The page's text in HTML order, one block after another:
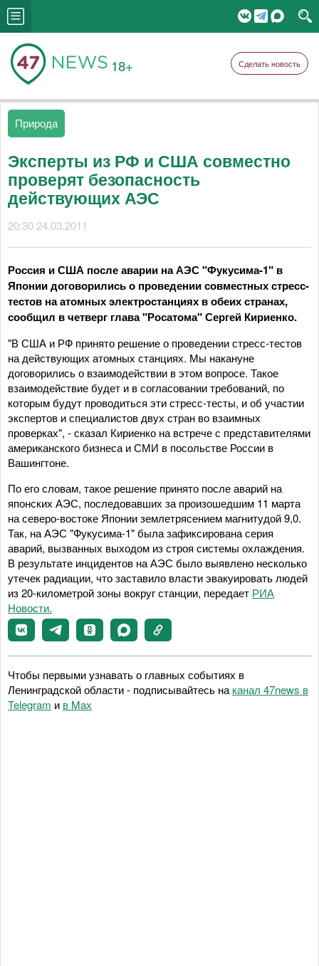
18+ Сделать новость
Природа
Эксперты из РФ и США совместно
проверят безопасность
действующих АЭС
20:30 24.03.2011
Россия и США после аварии на АЭС "Фукусима-1" в
Японии договорились о проведении совместных стресс-
тестов на атомных электростанциях в обеих странах,
сообщил в четверг глава "Росатома" Сергей Кириенко.
"В США и РФ принято решение о проведении стресс-тестов
на действующих атомных станциях. Мы накануне
договорились о взаимодействии в этом вопросе. Такое
взаимодействие будет и в согласовании требований, по
которым будут проводиться эти стресс-тесты, и об участии
экспертов и специалистов двух стран во взаимных
проверках", - сказал Кириенко на встрече с представителями
американского бизнеса и СМИ в посольстве России в
Вашингтоне.
По его словам, такое решение принято после аварий на
японских АЭС, последовавших за произошедшим 11 марта
на северо-востоке Японии землетрясением магнитудой 9,0.
Так, на АЭС "Фукусима-1" была зафиксирована серия
аварий, вызванных выходом из строя системы охлаждения.
В результате инцидентов на АЭС было выявлено несколько
утечек радиации, что заставило власти эвакуировать людей
из 20-километрой зоны вокруг станции, передает РИА
Новости.
Чтобы первыми узнавать о главных событиях в
Ленинградской области - подписывайтесь на канал 47news в
Telegram и в Maх